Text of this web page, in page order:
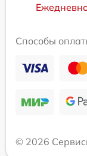
Способы
© 2026